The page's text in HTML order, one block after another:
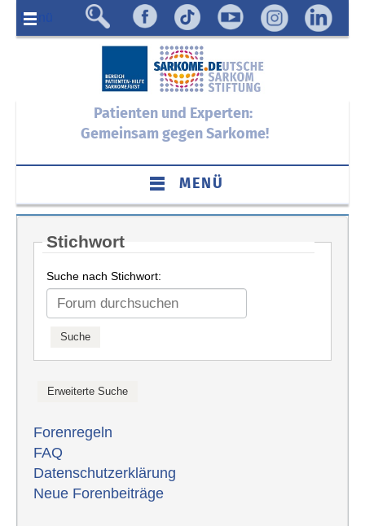
Menü
Patienten und Experten:
Gemeinsam gegen Sarkome!
MENÜ
Stichwort
Suche nach Stichwort:
Forenregeln
FAQ
Datenschutzerklärung
Neue Forenbeiträge